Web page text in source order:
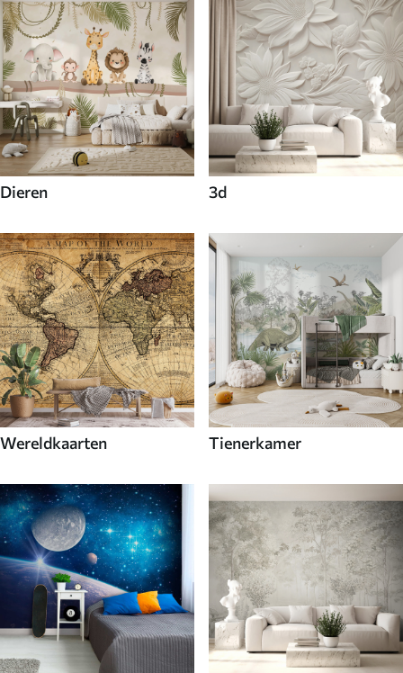
Dieren 3d
Wereldkaarten Tienerkamer